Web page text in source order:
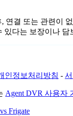
, 연결 또는 관련
다는 보장이나 담
인정보처리방침 -
Agent DVR 사용자
Frigate